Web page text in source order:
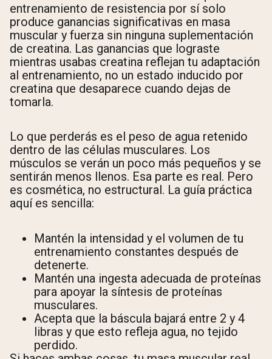
entrenamiento de resistencia por sí solo
produce ganancias significativas en masa
muscular y fuerza sin ninguna suplementación
de creatina. Las ganancias que lograste
mientras usabas creatina reflejan tu adaptación
al entrenamiento, no un estado inducido por
creatina que desaparece cuando dejas de
tomarla.
Lo que perderás es el peso de agua retenido
dentro de las células musculares. Los
músculos se verán un poco más pequeños y se
sentirán menos llenos. Esa parte es real. Pero
es cosmética, no estructural. La guía práctica
aquí es sencilla:
Mantén la intensidad y el volumen de tu
entrenamiento constantes después de
detenerte.
Mantén una ingesta adecuada de proteínas
para apoyar la síntesis de proteínas
musculares.
Acepta que la báscula bajará entre 2 y 4
libras y que esto refleja agua, no tejido
perdido.